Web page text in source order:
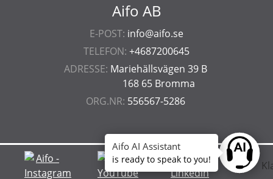
Aifo AB
E-POST: info@aifo.se
TELEFON: +4687200645
ADRESSE: Mariehällsvägen 39 B
168 65 Bromma
ORG.NR: 556567-5286
Ask
Aifo AI Assistant
is ready to speak to you!